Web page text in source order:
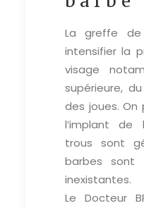
La greffe
intensifier la
visage
supérieure,
des joues.
l’implant de
trous sont
barbes sont
inexistantes.
Le Docteur